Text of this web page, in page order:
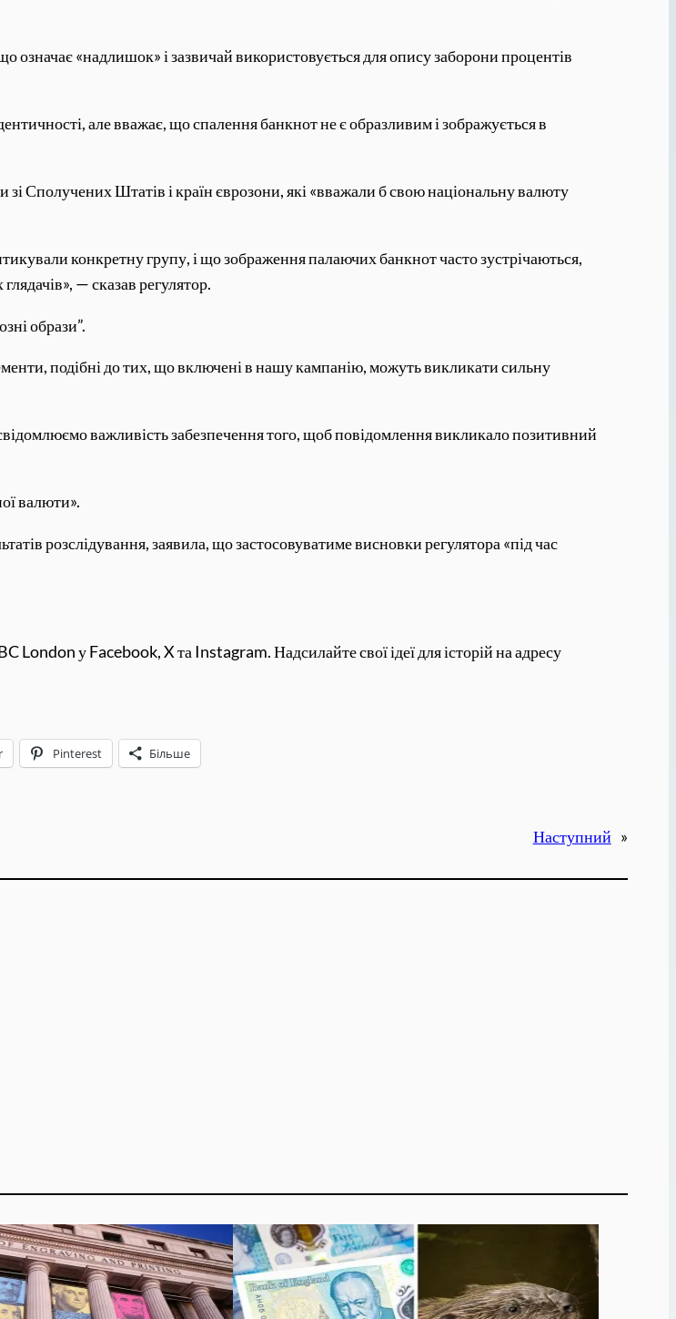
означає «надлишок» і зазвичай використовується для опису заборони процентів
але вважає, що спалення банкнот не є образливим і зображується в
Сполучених Штатів і країн єврозони, які «вважали б свою національну валюту
конкретну групу, і що зображення палаючих банкнот часто зустрічаються,
— сказав регулятор.
образи”.
подібні до тих, що включені в нашу кампанію, можуть викликати сильну
важливість забезпечення того, щоб повідомлення викликало позитивний
валюти».
розслідування, заявила, що застосовуватиме висновки регулятора «під час
у Facebook, X та Instagram. Надсилайте свої ідеї для історій на адресу
Pinterest Більше
Наступний »